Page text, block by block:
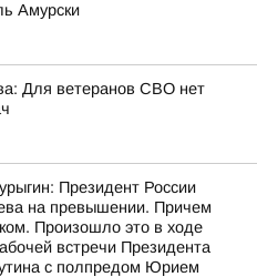
Амурски
Для ветеранов СВО нет
Президент России
на превышении. Причем
Произошло это в ходе
встречи Президента
с полпредом Юрием